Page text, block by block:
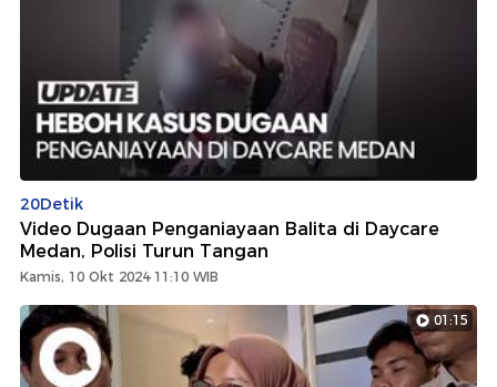
20Detik
Video Dugaan Penganiayaan Balita di Daycare
Medan, Polisi Turun Tangan
Kamis, 10 Okt 2024 11:10 WIB
01:15